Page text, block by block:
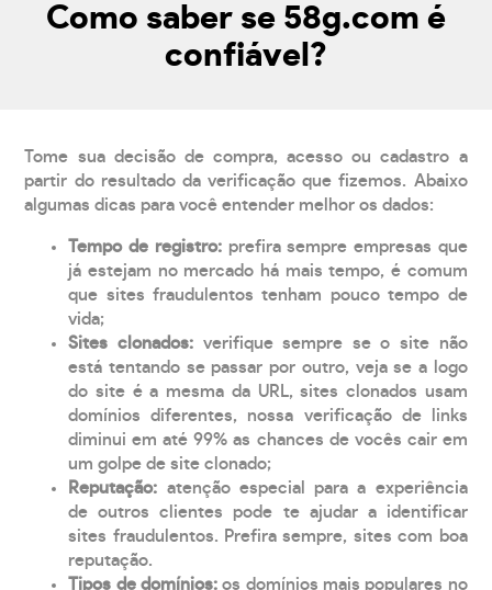
Como saber se 58g.com é
confiável?
Tome sua decisão de compra, acesso ou cadastro a
partir do resultado da verificação que fizemos. Abaixo
algumas dicas para você entender melhor os dados:
Tempo de registro: prefira sempre empresas que
já estejam no mercado há mais tempo, é comum
que sites fraudulentos tenham pouco tempo de
vida;
Sites clonados: verifique sempre se o site não
está tentando se passar por outro, veja se a logo
do site é a mesma da URL, sites clonados usam
domínios diferentes, nossa verificação de links
diminui em até 99% as chances de vocês cair em
um golpe de site clonado;
Reputação: atenção especial para a experiência
de outros clientes pode te ajudar a identificar
sites fraudulentos. Prefira sempre, sites com boa
reputação.
Tipos de domínios:os domínios mais populares no